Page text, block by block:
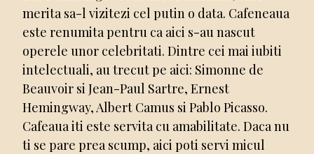
merita sa-l vizitezi cel putin o data. Cafeneaua
este renumita pentru ca aici s-au nascut
operele unor celebritati. Dintre cei mai iubiti
intelectuali, au trecut pe aici: Simonne de
Beauvoir si Jean-Paul Sartre, Ernest
Hemingway, Albert Camus si Pablo Picasso.
Cafeaua iti este servita cu amabilitate. Daca nu
ti se pare prea scump, aici poti servi micul